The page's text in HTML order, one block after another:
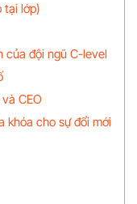
tại lớp)
của đội ngũ C-level
CEO
khóa cho sự đổi mới